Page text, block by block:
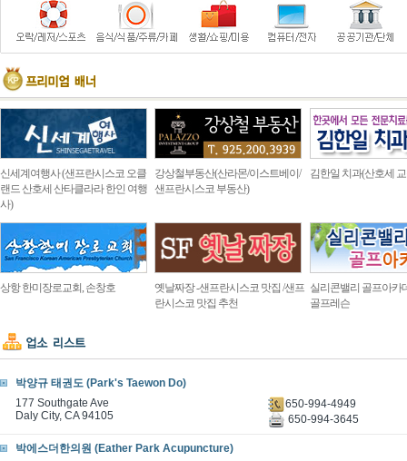
신세계여행사 (샌프란시스코 오클
랜드 산호세 산타클라라 한인 여행
사)
강상철부동산(산라몬/이스트베이/
샌프란시스코 부동산)
김한일 치과(산호세
상항 한미장로교회, 손창호
옛날짜장 -샌프란시스코 맛집 /샌프
란시스코 맛집 추천
실리콘밸리 골프아카
골프레슨
박양규 태권도 (Park's Taewon Do)
177 Southgate Ave
Daly City, CA 94105
650-994-4949
650-994-3645
박에스더한의원 (Eather Park Acupuncture)